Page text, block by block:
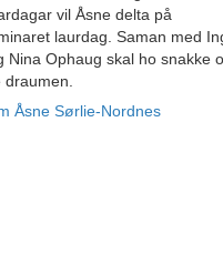
vil Åsne delta på
laurdag. Saman med
Nina Ophaug skal ho snakke
Åsne Sørlie-Nordnes